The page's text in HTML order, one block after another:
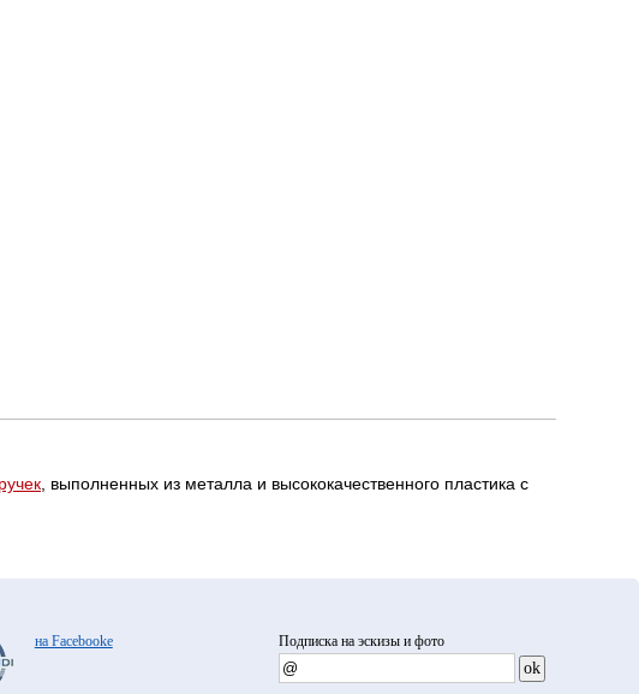
, выполненных из металла и высококачественного пластика с
на Facebooke Подписка на эскизы и фото